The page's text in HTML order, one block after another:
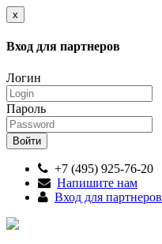
x
Вход для партнеров
Логин
Пароль
+7 (495) 925-76-20
Напишите нам
Вход для партнеров